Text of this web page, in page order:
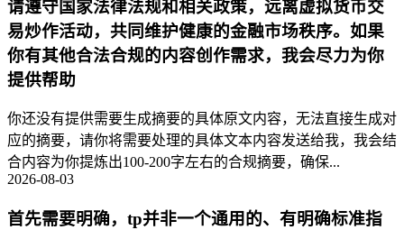
请遵守国家法律法规和相关政策，远离虚拟货币交
易炒作活动，共同维护健康的金融市场秩序。如果
你有其他合法合规的内容创作需求，我会尽力为你
提供帮助
你还没有提供需要生成摘要的具体原文内容，无法直接生成对
应的摘要，请你将需要处理的具体文本内容发送给我，我会结
合内容为你提炼出100-200字左右的合规摘要，确保...
2026-08-03
首先需要明确，tp并非一个通用的、有明确标准指